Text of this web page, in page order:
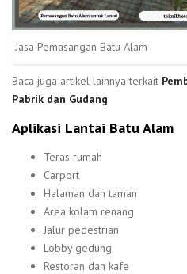
Jasa Pemasangan Batu Alam
Baca juga artikel lainnya terkait
Pabrik dan Gudang
Aplikasi Lantai Batu Alam
Teras rumah
Carport
Halaman dan taman
Area kolam renang
Jalur pedestrian
Lobby gedung
Restoran dan kafe